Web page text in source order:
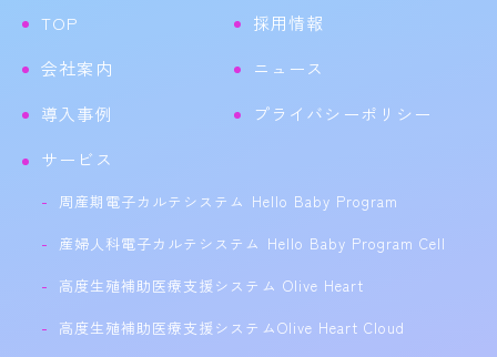
TOP
会社案内
導入事例
採用情報
ニュース
プライバシーポリシー
サービス
周産期電子カルテシステム Hello Baby Program
産婦人科電子カルテシステム Hello Baby Program Cell
高度生殖補助医療支援システム Olive Heart
高度生殖補助医療支援システムOlive Heart Cloud